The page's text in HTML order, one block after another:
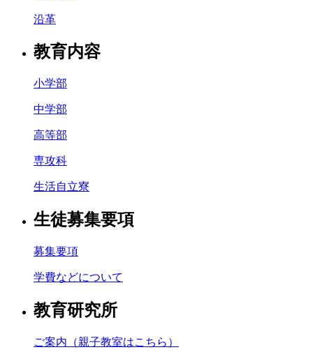
沿革
教育内容
小学部
中学部
高等部
専攻科
生活自立寮
生徒募集要項
募集要項
学費などについて
教育研究所
ご案内（親子教室はこちら）